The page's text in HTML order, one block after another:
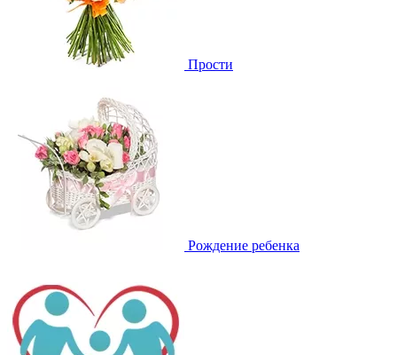
Прости
Рождение ребенка